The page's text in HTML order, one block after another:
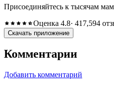
Присоединяйтесь к тысячам
Оценка 4.8· 417,594
Скачать приложение
Комментарии
Добавить комментарий